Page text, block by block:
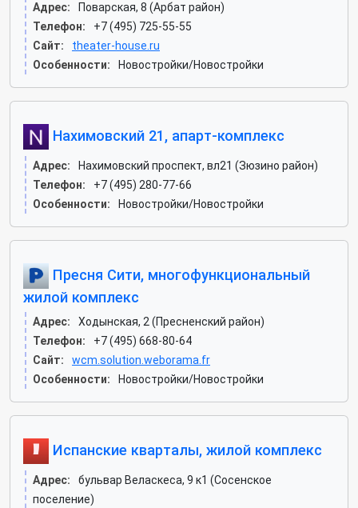
Адрес:
Поварская, 8 (Арбат район)
Телефон:
+7 (495) 725-55-55
Сайт:
theater-house.ru
Особенности:
Новостройки/Новостройки
Нахимовский 21, апарт-комплекс
Адрес:
Нахимовский проспект, вл21 (Зюзино район)
Телефон:
+7 (495) 280-77-66
Особенности:
Новостройки/Новостройки
Пресня Сити, многофункциональный
жилой комплекс
Адрес:
Ходынская, 2 (Пресненский район)
Телефон:
+7 (495) 668-80-64
Сайт:
wcm.solution.weborama.fr
Особенности:
Новостройки/Новостройки
Испанские кварталы, жилой комплекс
Адрес:
бульвар Веласкеса, 9 к1 (Сосенское
поселение)